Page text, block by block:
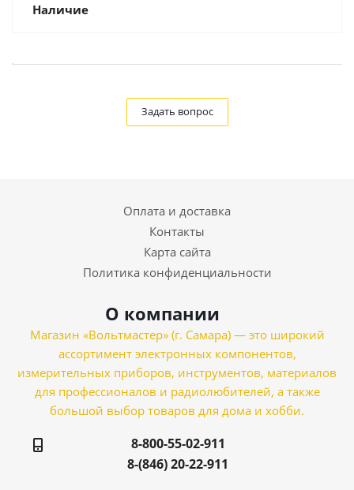
Наличие
Задать вопрос
Оплата и доставка
Контакты
Карта сайта
Политика конфиденциальности
О компании
Магазин «Вольтмастер» (г. Самара) — это широкий
ассортимент электронных компонентов,
измерительных приборов, инструментов, материалов
для профессионалов и радиолюбителей, а также
большой выбор товаров для дома и хобби.
8-800-55-02-911
8-(846) 20-22-911